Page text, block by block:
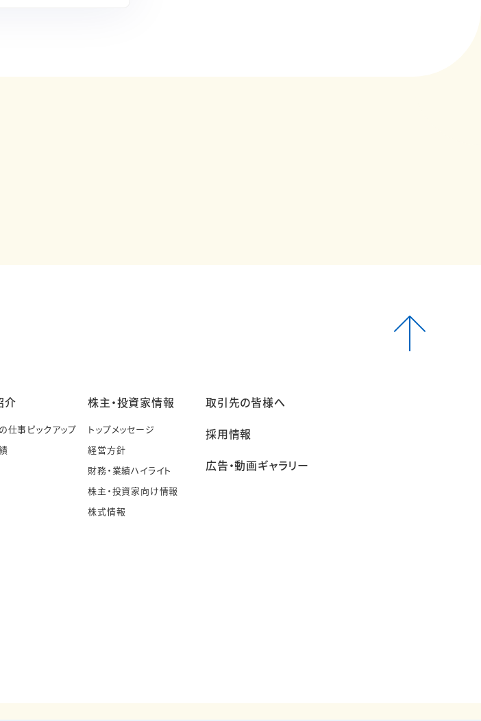
介
仕事ピックアップ
株主・投資家情報
トップメッセージ
経営方針
財務・業績ハイライト
株主・投資家向け情報
株式情報
取引先の皆様へ
採用情報
広告・動画ギャラリー